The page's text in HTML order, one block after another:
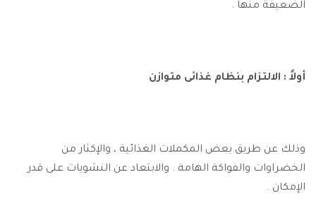
الضعيفة منها .
أولاً : الالتزام بنظام غذائى متوازن
وذلك عن طريق بعض المكملات الغذائية ، والإكثار من
الخضراوات والفواكة الهامة . والابتعاد عن النشويات على قدر
الإمكان .